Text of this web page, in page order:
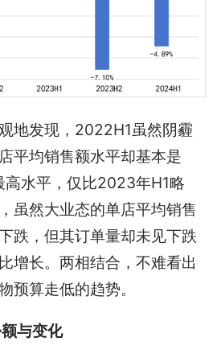
地发现，2022H1虽然阴霾
平均销售额水平却基本是
水平，仅比2023年H1略
虽然大业态的单店平均销售
跌，但其订单量却未见下跌
增长。两相结合，不难看出
预算走低的趋势。
与变化